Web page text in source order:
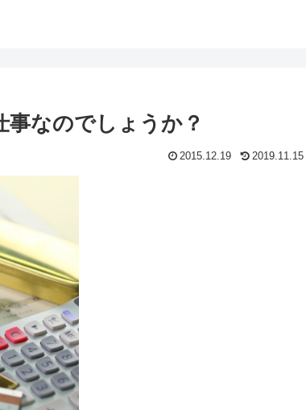
事なのでしょうか？
2015.12.19 2019.11.15